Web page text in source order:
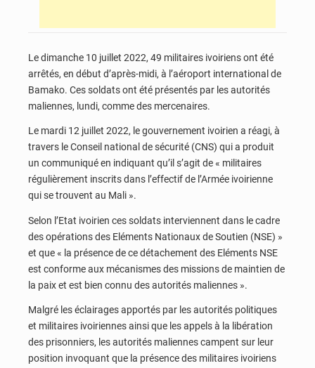
Le dimanche 10 juillet 2022, 49 militaires ivoiriens ont été
arrêtés, en début d’après-midi, à l’aéroport international de
Bamako. Ces soldats ont été présentés par les autorités
maliennes, lundi, comme des mercenaires.
Le mardi 12 juillet 2022, le gouvernement ivoirien a réagi, à
travers le Conseil national de sécurité (CNS) qui a produit
un communiqué en indiquant qu’il s’agit de « militaires
régulièrement inscrits dans l’effectif de l’Armée ivoirienne
qui se trouvent au Mali ».
Selon l’Etat ivoirien ces soldats interviennent dans le cadre
des opérations des Eléments Nationaux de Soutien (NSE) »
et que « la présence de ce détachement des Eléments NSE
est conforme aux mécanismes des missions de maintien de
la paix et est bien connu des autorités maliennes ».
Malgré les éclairages apportés par les autorités politiques
et militaires ivoiriennes ainsi que les appels à la libération
des prisonniers, les autorités maliennes campent sur leur
position invoquant que la présence des militaires ivoiriens